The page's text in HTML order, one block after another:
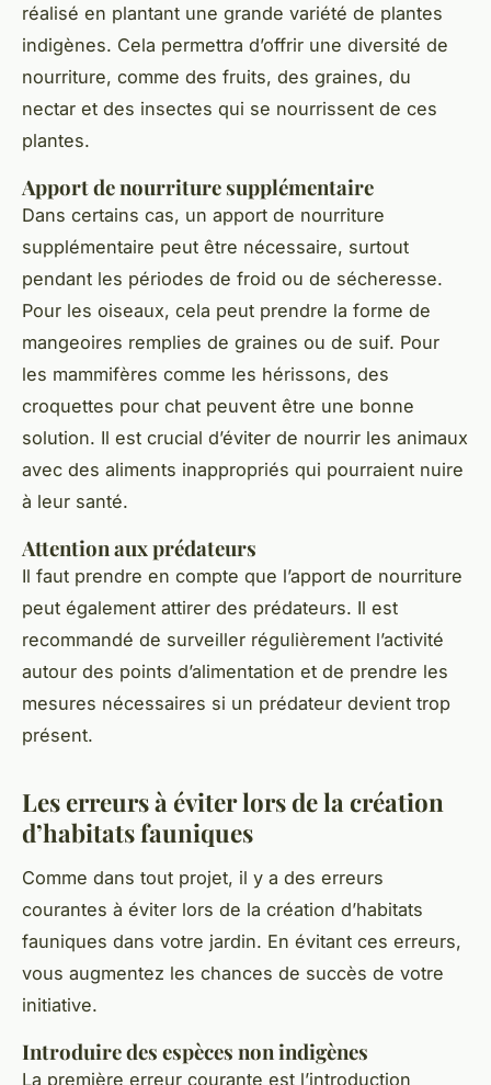
réalisé en plantant une grande variété de plantes
indigènes. Cela permettra d’offrir une diversité de
nourriture, comme des fruits, des graines, du
nectar et des insectes qui se nourrissent de ces
plantes.
Apport de nourriture supplémentaire
Dans certains cas, un apport de nourriture
supplémentaire peut être nécessaire, surtout
pendant les périodes de froid ou de sécheresse.
Pour les oiseaux, cela peut prendre la forme de
mangeoires remplies de graines ou de suif. Pour
les mammifères comme les hérissons, des
croquettes pour chat peuvent être une bonne
solution. Il est crucial d’éviter de nourrir les animaux
avec des aliments inappropriés qui pourraient nuire
à leur santé.
Attention aux prédateurs
Il faut prendre en compte que l’apport de nourriture
peut également attirer des prédateurs. Il est
recommandé de surveiller régulièrement l’activité
autour des points d’alimentation et de prendre les
mesures nécessaires si un prédateur devient trop
présent.
Les erreurs à éviter lors de la création
d’habitats fauniques
Comme dans tout projet, il y a des erreurs
courantes à éviter lors de la création d’habitats
fauniques dans votre jardin. En évitant ces erreurs,
vous augmentez les chances de succès de votre
initiative.
Introduire des espèces non indigènes
La première erreur courante est l’introduction